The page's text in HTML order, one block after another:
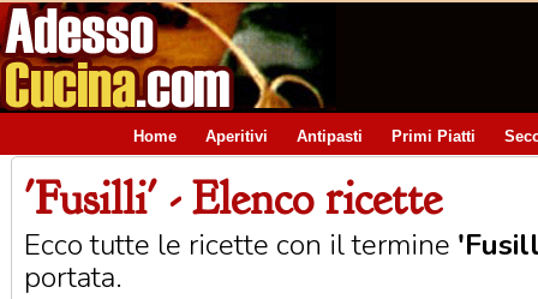
Home Aperitivi Antipasti Primi Piatti
'Fusilli' - Elenco ricette
Ecco tutte le ricette con il termine
portata.